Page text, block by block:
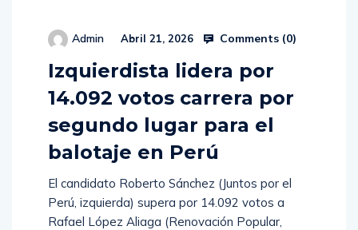
Admin Abril 21, 2026 Comments (0)
Izquierdista lidera por
14.092 votos carrera por
segundo lugar para el
balotaje en Perú
El candidato Roberto Sánchez (Juntos por el
Perú, izquierda) supera por 14.092 votos a
Rafael López Aliaga (Renovación Popular,